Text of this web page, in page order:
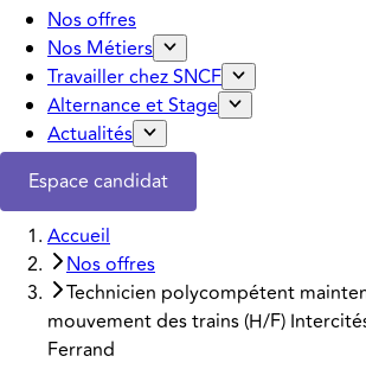
Nos offres
Nos Métiers
Travailler chez SNCF
Alternance et Stage
Actualités
Espace candidat
Accueil
Nos offres
Technicien polycompétent
mouvement des trains (H/F)
Ferrand